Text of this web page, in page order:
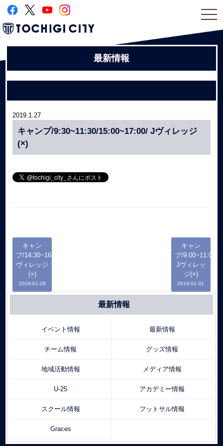
最新情報
2019.1.27
キャンプ/9:30~11:30/15:00~17:00/ Jヴィレッジ
(×)
キャン
プ/14:30~16:30/J
ヴィレッジ
(×)
2019-01-29
キャン
プ/9:00~11:00/
Jヴィレッ
ジ(×)
2019-01-31
最新情報
イベント情報 最新情報
チーム情報 グッズ情報
地域活動情報 メディア情報
U-25 アカデミー情報
スクール情報 フットサル情報
Graces